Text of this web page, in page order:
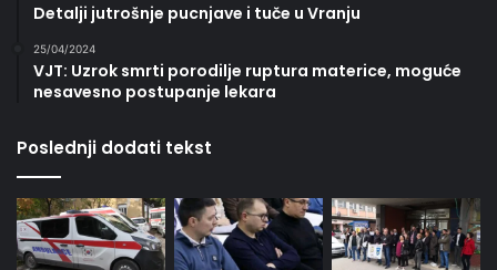
Detalji jutrošnje pucnjave i tuče u Vranju
25/04/2024
VJT: Uzrok smrti porodilje ruptura materice, moguće
nesavesno postupanje lekara
Poslednji dodati tekst